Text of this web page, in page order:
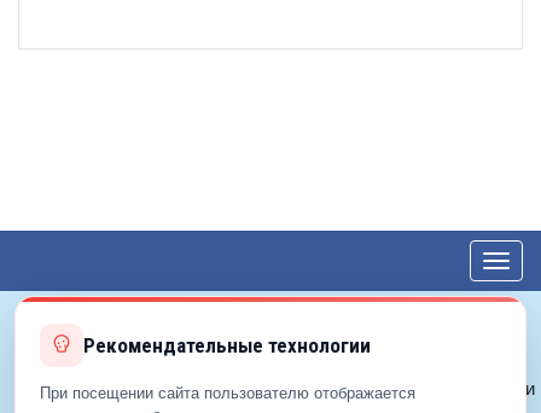
© 2012—2026 ЕДС-Королёв
Политика конфиденциальности
Рекомендательные технологии
При посещении сайта пользователю отображается